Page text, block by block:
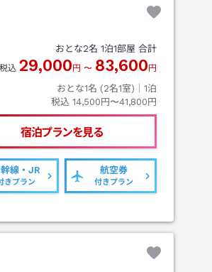
おとな2名 1泊1部屋 合計
税込 29,000 円 〜 83,600 円
おとな1名 (2名1室)｜ 1泊
税込 14,500円〜41,800円
宿泊プランを見る
線・JR
きプラン
航空券
付きプラン